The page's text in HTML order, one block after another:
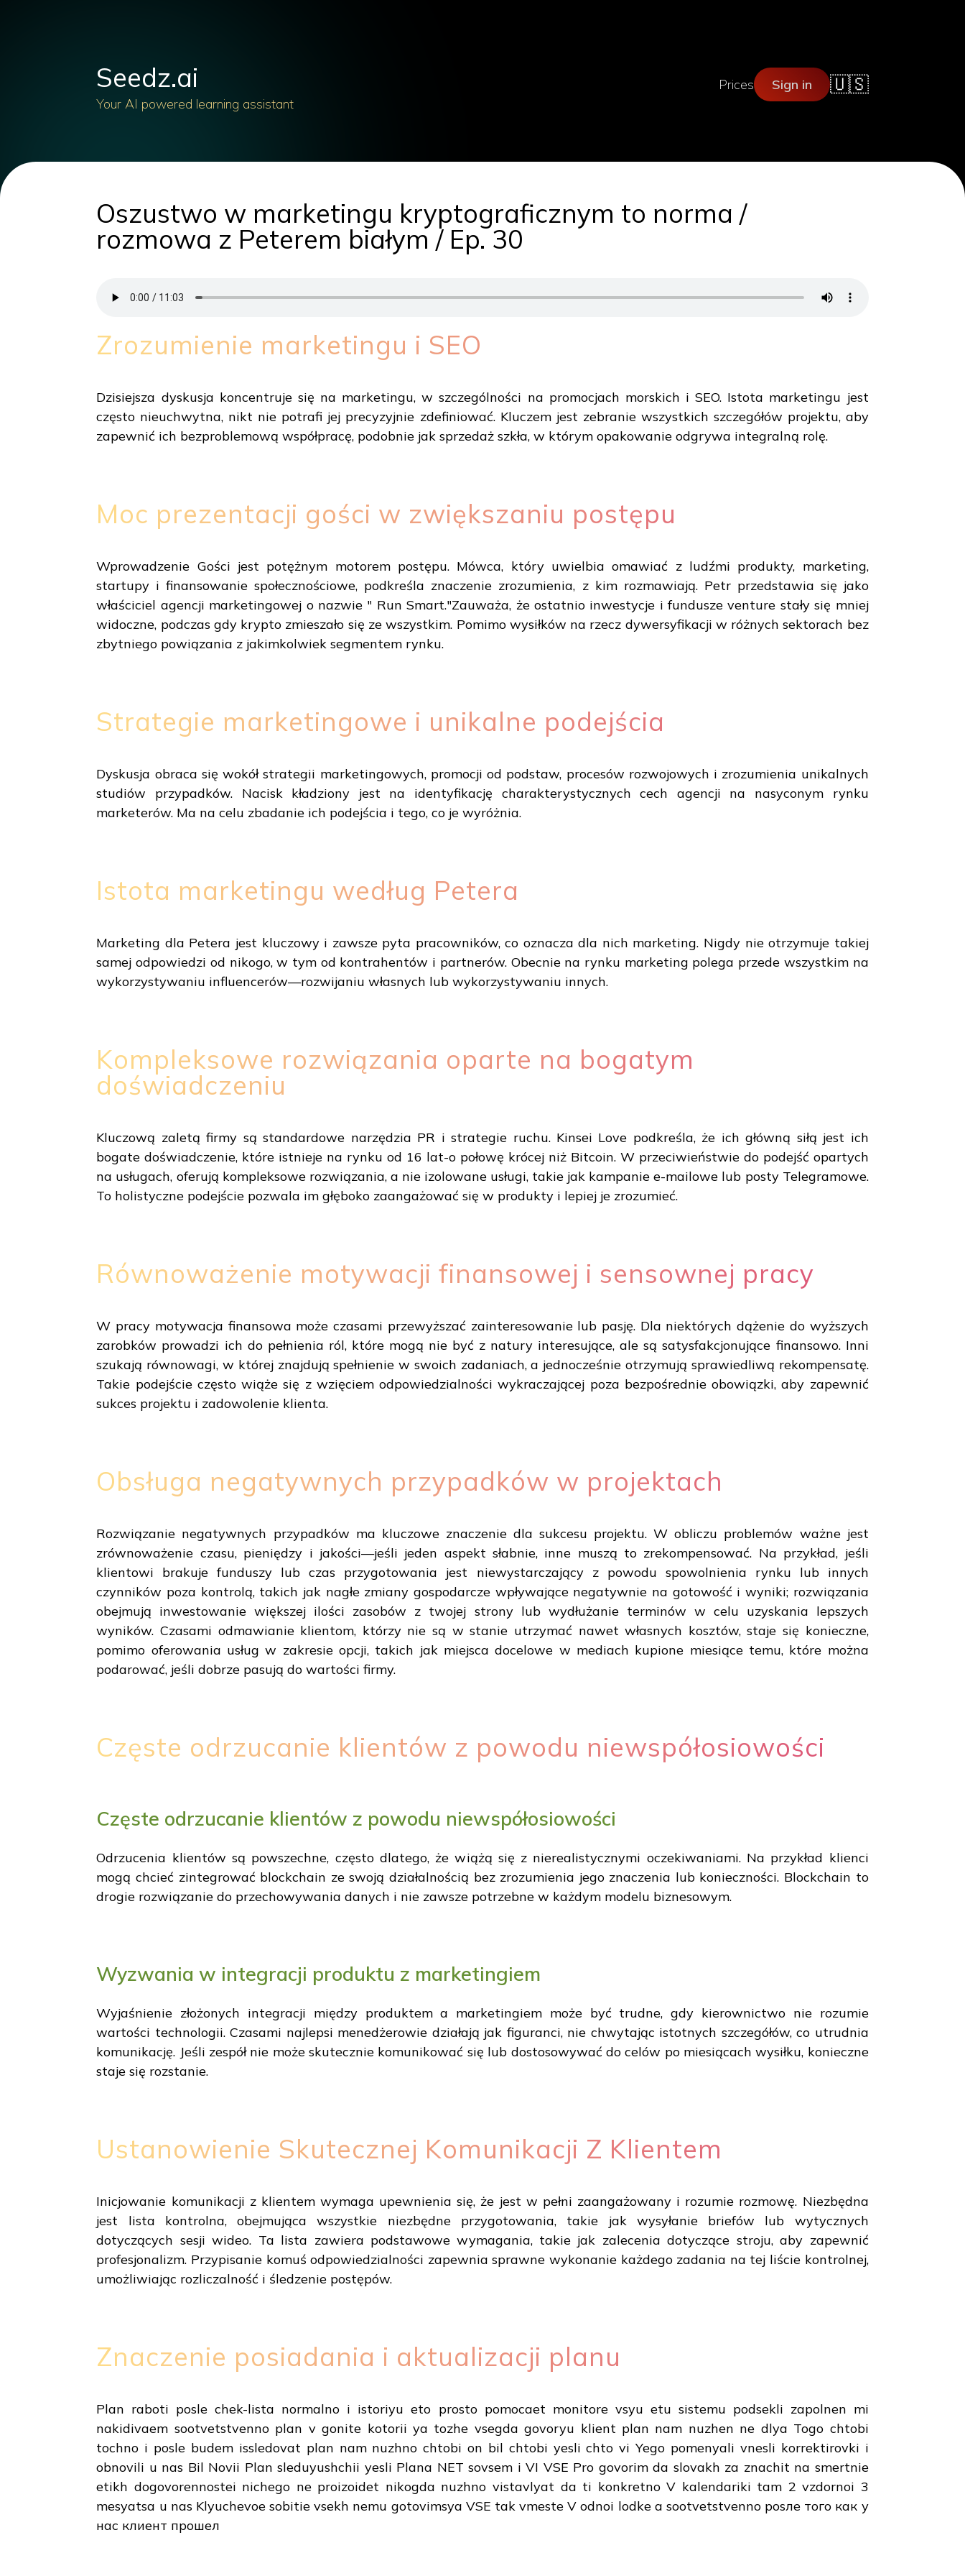
Seedz.ai
Your AI powered learning assistant
Prices Sign in 🇺🇸
Oszustwo w marketingu kryptograficznym to norma /
rozmowa z Peterem białym / Ep. 30
Zrozumienie marketingu i SEO
Dzisiejsza dyskusja koncentruje się na marketingu, w szczególności na promocjach morskich i SEO. Istota marketingu jest
często nieuchwytna, nikt nie potrafi jej precyzyjnie zdefiniować. Kluczem jest zebranie wszystkich szczegółów projektu, aby
zapewnić ich bezproblemową współpracę, podobnie jak sprzedaż szkła, w którym opakowanie odgrywa integralną rolę.
Moc prezentacji gości w zwiększaniu postępu
Wprowadzenie Gości jest potężnym motorem postępu. Mówca, który uwielbia omawiać z ludźmi produkty, marketing,
startupy i finansowanie społecznościowe, podkreśla znaczenie zrozumienia, z kim rozmawiają. Petr przedstawia się jako
właściciel agencji marketingowej o nazwie " Run Smart."Zauważa, że ostatnio inwestycje i fundusze venture stały się mniej
widoczne, podczas gdy krypto zmieszało się ze wszystkim. Pomimo wysiłków na rzecz dywersyfikacji w różnych sektorach bez
zbytniego powiązania z jakimkolwiek segmentem rynku.
Strategie marketingowe i unikalne podejścia
Dyskusja obraca się wokół strategii marketingowych, promocji od podstaw, procesów rozwojowych i zrozumienia unikalnych
studiów przypadków. Nacisk kładziony jest na identyfikację charakterystycznych cech agencji na nasyconym rynku
marketerów. Ma na celu zbadanie ich podejścia i tego, co je wyróżnia.
Istota marketingu według Petera
Marketing dla Petera jest kluczowy i zawsze pyta pracowników, co oznacza dla nich marketing. Nigdy nie otrzymuje takiej
samej odpowiedzi od nikogo, w tym od kontrahentów i partnerów. Obecnie na rynku marketing polega przede wszystkim na
wykorzystywaniu influencerów—rozwijaniu własnych lub wykorzystywaniu innych.
Kompleksowe rozwiązania oparte na bogatym
doświadczeniu
Kluczową zaletą firmy są standardowe narzędzia PR i strategie ruchu. Kinsei Love podkreśla, że ich główną siłą jest ich
bogate doświadczenie, które istnieje na rynku od 16 lat-o połowę krócej niż Bitcoin. W przeciwieństwie do podejść opartych
na usługach, oferują kompleksowe rozwiązania, a nie izolowane usługi, takie jak kampanie e-mailowe lub posty Telegramowe.
To holistyczne podejście pozwala im głęboko zaangażować się w produkty i lepiej je zrozumieć.
Równoważenie motywacji finansowej i sensownej pracy
W pracy motywacja finansowa może czasami przewyższać zainteresowanie lub pasję. Dla niektórych dążenie do wyższych
zarobków prowadzi ich do pełnienia ról, które mogą nie być z natury interesujące, ale są satysfakcjonujące finansowo. Inni
szukają równowagi, w której znajdują spełnienie w swoich zadaniach, a jednocześnie otrzymują sprawiedliwą rekompensatę.
Takie podejście często wiąże się z wzięciem odpowiedzialności wykraczającej poza bezpośrednie obowiązki, aby zapewnić
sukces projektu i zadowolenie klienta.
Obsługa negatywnych przypadków w projektach
Rozwiązanie negatywnych przypadków ma kluczowe znaczenie dla sukcesu projektu. W obliczu problemów ważne jest
zrównoważenie czasu, pieniędzy i jakości—jeśli jeden aspekt słabnie, inne muszą to zrekompensować. Na przykład, jeśli
klientowi brakuje funduszy lub czas przygotowania jest niewystarczający z powodu spowolnienia rynku lub innych
czynników poza kontrolą, takich jak nagłe zmiany gospodarcze wpływające negatywnie na gotowość i wyniki; rozwiązania
obejmują inwestowanie większej ilości zasobów z twojej strony lub wydłużanie terminów w celu uzyskania lepszych
wyników. Czasami odmawianie klientom, którzy nie są w stanie utrzymać nawet własnych kosztów, staje się konieczne,
pomimo oferowania usług w zakresie opcji, takich jak miejsca docelowe w mediach kupione miesiące temu, które można
podarować, jeśli dobrze pasują do wartości firmy.
Częste odrzucanie klientów z powodu niewspółosiowości
Częste odrzucanie klientów z powodu niewspółosiowości
Odrzucenia klientów są powszechne, często dlatego, że wiążą się z nierealistycznymi oczekiwaniami. Na przykład klienci
mogą chcieć zintegrować blockchain ze swoją działalnością bez zrozumienia jego znaczenia lub konieczności. Blockchain to
drogie rozwiązanie do przechowywania danych i nie zawsze potrzebne w każdym modelu biznesowym.
Wyzwania w integracji produktu z marketingiem
Wyjaśnienie złożonych integracji między produktem a marketingiem może być trudne, gdy kierownictwo nie rozumie
wartości technologii. Czasami najlepsi menedżerowie działają jak figuranci, nie chwytając istotnych szczegółów, co utrudnia
komunikację. Jeśli zespół nie może skutecznie komunikować się lub dostosowywać do celów po miesiącach wysiłku, konieczne
staje się rozstanie.
Ustanowienie Skutecznej Komunikacji Z Klientem
Inicjowanie komunikacji z klientem wymaga upewnienia się, że jest w pełni zaangażowany i rozumie rozmowę. Niezbędna
jest lista kontrolna, obejmująca wszystkie niezbędne przygotowania, takie jak wysyłanie briefów lub wytycznych
dotyczących sesji wideo. Ta lista zawiera podstawowe wymagania, takie jak zalecenia dotyczące stroju, aby zapewnić
profesjonalizm. Przypisanie komuś odpowiedzialności zapewnia sprawne wykonanie każdego zadania na tej liście kontrolnej,
umożliwiając rozliczalność i śledzenie postępów.
Znaczenie posiadania i aktualizacji planu
Plan raboti posle chek-lista normalno i istoriyu eto prosto pomocaet monitore vsyu etu sistemu podsekli zapolnen mi
nakidivaem sootvetstvenno plan v gonite kotorii ya tozhe vsegda govoryu klient plan nam nuzhen ne dlya Togo chtobi
tochno i posle budem issledovat plan nam nuzhno chtobi on bil chtobi yesli chto vi Yego pomenyali vnesli korrektirovki i
obnovili u nas Bil Novii Plan sleduyushchii yesli Plana NET sovsem i VI VSE Pro govorim da slovakh za znachit na smertnie
etikh dogovorennostei nichego ne proizoidet nikogda nuzhno vistavlyat da ti konkretno V kalendariki tam 2 vzdornoi 3
mesyatsa u nas Klyuchevoe sobitie vsekh nemu gotovimsya VSE tak vmeste V odnoi lodke a sootvetstvenno posле того как у
нас клиент прошел